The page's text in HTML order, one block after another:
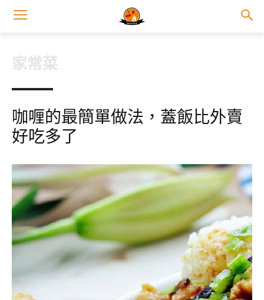
家常菜
咖喱的最簡單做法，蓋飯比外賣
好吃多了